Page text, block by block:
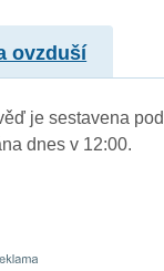
ovzduší
je sestavena
dnes v 12:00.